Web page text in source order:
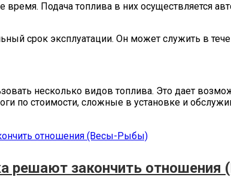
время. Подача топлива в них осуществляется
срок эксплуатации. Он может служить в
несколько видов топлива. Это дает
по стоимости, сложные в установке и
решают закончить